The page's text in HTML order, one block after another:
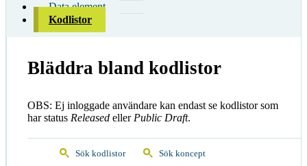
Data element
Kodlistor
Bläddra bland kodlistor
OBS: Ej inloggade användare kan endast se kodlistor som
har status Released eller Public Draft.
Sök kodlistor Sök koncept